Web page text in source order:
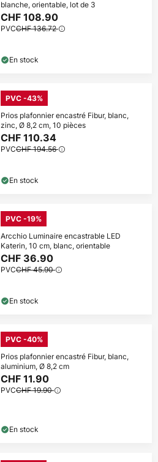
blanche, orientable, lot de 3
CHF 108.90
PVCCHF 136.72
En stock
PVC -43%
Prios plafonnier encastré Fibur, blanc,
zinc, Ø 8,2 cm, 10 pièces
CHF 110.34
PVCCHF 194.56
En stock
PVC -19%
Arcchio Luminaire encastrable LED
Katerin, 10 cm, blanc, orientable
CHF 36.90
PVCCHF 45.90
En stock
PVC -40%
Prios plafonnier encastré Fibur, blanc,
aluminium, Ø 8,2 cm
CHF 11.90
PVCCHF 19.90
En stock